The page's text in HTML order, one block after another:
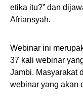
etika itu?” dan
Afriansyah.
Webinar ini
37 kali webinar
Jambi. Masyarakat
webinar yang akan